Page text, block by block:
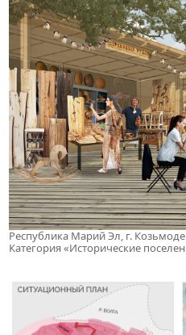
Республика Марий Эл, г.
Категория «Исторические